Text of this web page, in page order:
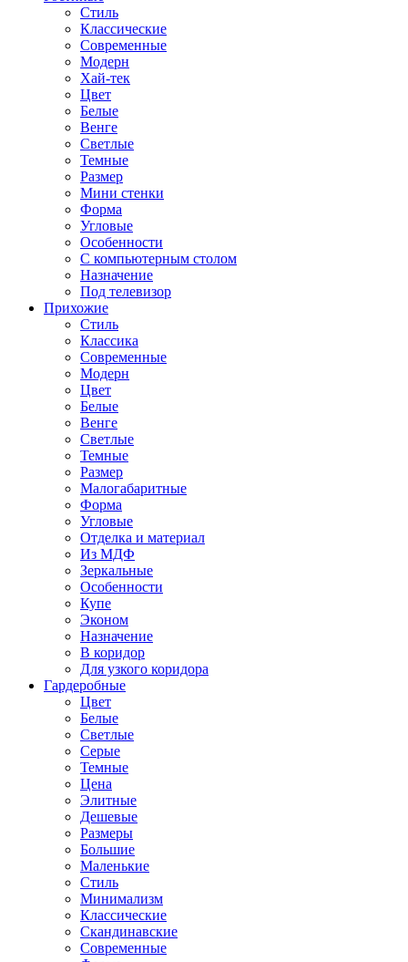
Стиль
Классические
Современные
Модерн
Хай-тек
Цвет
Белые
Венге
Светлые
Темные
Размер
Мини стенки
Форма
Угловые
Особенности
С компьютерным столом
Назначение
Под телевизор
Прихожие
Стиль
Классика
Современные
Модерн
Цвет
Белые
Венге
Светлые
Темные
Размер
Малогабаритные
Форма
Угловые
Отделка и материал
Из МДФ
Зеркальные
Особенности
Купе
Эконом
Назначение
В коридор
Для узкого коридора
Гардеробные
Цвет
Белые
Светлые
Серые
Темные
Цена
Элитные
Дешевые
Размеры
Большие
Маленькие
Стиль
Минимализм
Классические
Скандинавские
Современные